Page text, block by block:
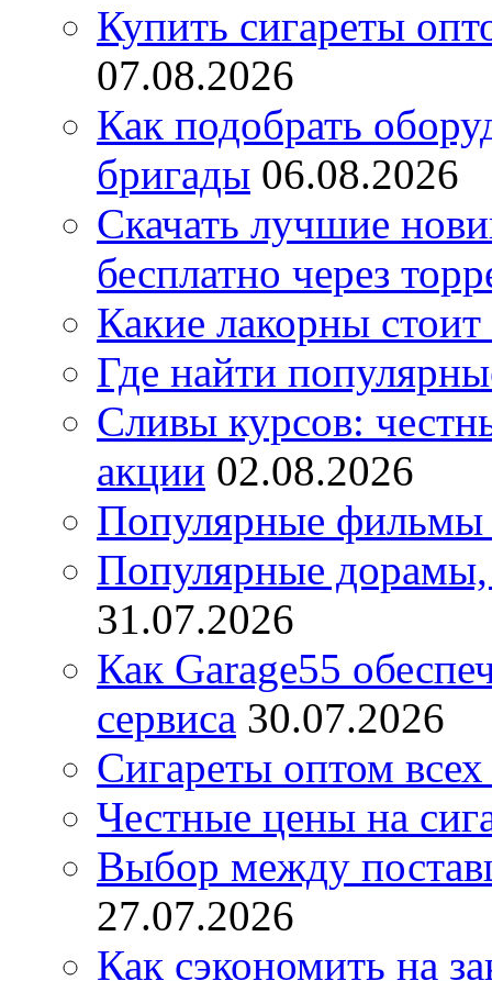
Купить сигареты
07.08.2026
Как подобрать
бригады 06.08.2026
Скачать лучшие
бесплатно через
Какие лакорны стоит
Где найти
Сливы курсов:
акции 02.08.2026
Популярные фильмы
Популярные дорамы,
31.07.2026
Как Garage55
сервиса 30.07.2026
Сигареты оптом
Честные цены на
Выбор между
27.07.2026
Как сэкономить на